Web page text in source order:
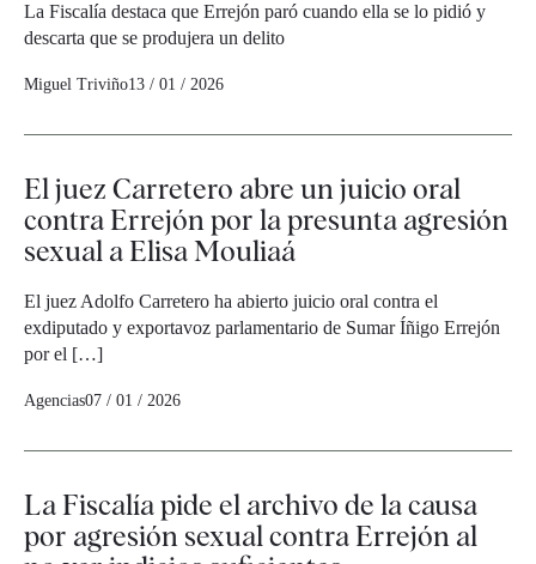
La Fiscalía destaca que Errejón paró cuando ella se lo pidió y
descarta que se produjera un delito
Miguel Triviño13 / 01 / 2026
El juez Carretero abre un juicio oral
contra Errejón por la presunta agresión
sexual a Elisa Mouliaá
El juez Adolfo Carretero ha abierto juicio oral contra el
exdiputado y exportavoz parlamentario de Sumar Íñigo Errejón
por el […]
Agencias07 / 01 / 2026
La Fiscalía pide el archivo de la causa
por agresión sexual contra Errejón al